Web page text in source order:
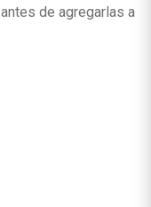
de agregarlas a